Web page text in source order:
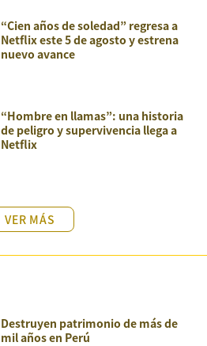
“Cien años de soledad” regresa a
Netflix este 5 de agosto y estrena
nuevo avance
“Hombre en llamas”: una historia
de peligro y supervivencia llega a
Netflix
VER MÁS
Destruyen patrimonio de más de
mil años en Perú